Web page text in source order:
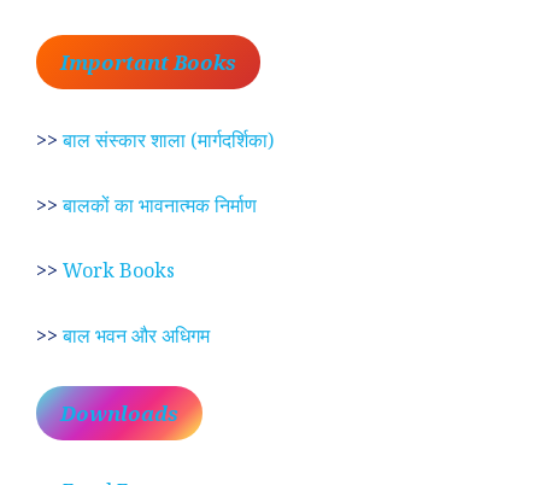
Important Books
>>बाल संस्कार शाला (मार्गदर्शिका)
>>बालकों का भावनात्मक निर्माण
>> Work Books
>>बाल भवन और अधिगम
Downloads